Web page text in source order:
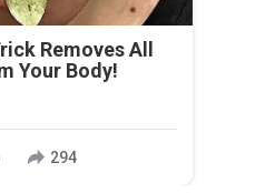
Removes All
Your Body!
294